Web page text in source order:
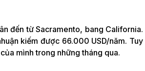
đến từ Sacramento, bang California.
kiếm được 66.000 USD/năm. Tuy
mình trong những tháng qua.